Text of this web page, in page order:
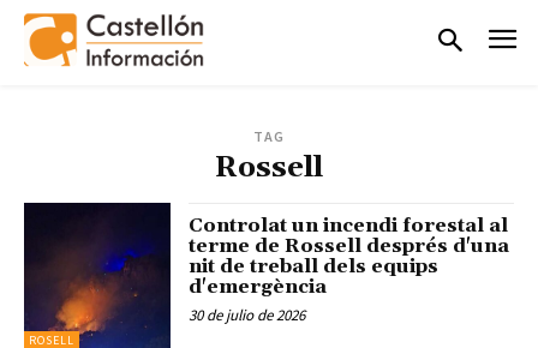
TAG
Rossell
ROSELL
Controlat un incendi forestal al
terme de Rossell després d'una
nit de treball dels equips
d'emergència
30 de julio de 2026